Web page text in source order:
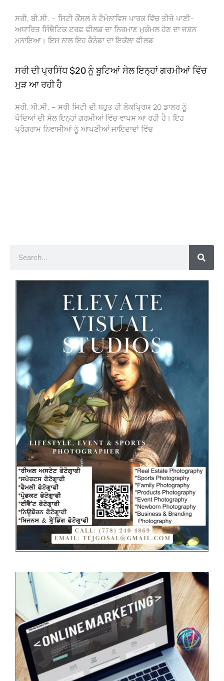
ਸਰੀ, ਬੀ.ਸੀ. – ਸਿਟੀ ਕੌਂਸਲ ਨੇ ਟੈਮੇਨਾਵਿਸ ਪਾਰਕ ਵਿੱਚ ਤੀਜੇ ਪਾਣੀ-
ਅਧਾਰਿਤ ਸਿੰਥੈਟਿਕ ਟਰਫ਼ ਫੀਲਡ ਦਾ ਨਿਰਮਾਣ ਮੁਕੰਮਲ ਹੋਣ ਦਾ ਜਸ਼ਨ
ਮਨਾਇਆ। ਇਸ ਨਾਲ ਇਹ ਕੈਨੇਡਾ ਦਾ ਇਕੱਲਾ ਫੀਲਡ
ਸਰੀ ਦੀ ਪ੍ਰਸਿੱਧ $20 ਨੂੰ ਬੂਟਿਆਂ ਸੇਲ ਇਨ੍ਹਾਂ ਗਰਮੀਆਂ ਵਿੱਚ
ਮੁੜ ਆ ਰਹੀ ਹੈ
ਸਰੀ, ਬੀ.ਸੀ. – ਸਰੀ ਸਿਟੀ ਦੀ ਬਹੁਤ ਹੀ ਲੋਕਪ੍ਰਿਯ 20 ਡਾਲਰ ਨੂੰ
ਪੌਦਿਆਂ ਦੀ ਸੇਲ ਇਨ੍ਹਾਂ ਗਰਮੀਆਂ ਵਿੱਚ ਵਾਪਸ ਆ ਰਹੀ ਹੈ। ਇਹ
ਪ੍ਰੋਗਰਾਮ ਨਿਵਾਸੀਆਂ ਨੂੰ ਆਪਣੀਆਂ ਜਾਇਦਾਦਾਂ ਵਿੱਚ